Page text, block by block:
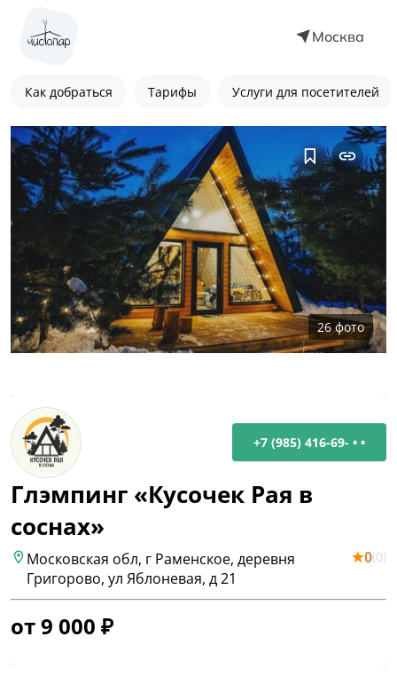
Москва
Как добраться Тарифы Услуги для посетителей
26фото
+7 (985) 416-69- • •
Глэмпинг «Кусочек Рая в
соснах»
Московская обл, г Раменское, деревня
Григорово, ул Яблоневая, д 21
0(0)
от9 000 ₽